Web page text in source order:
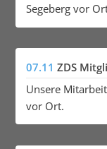
Segeberg vor
07.11 ZDS
Unsere
vor Ort.